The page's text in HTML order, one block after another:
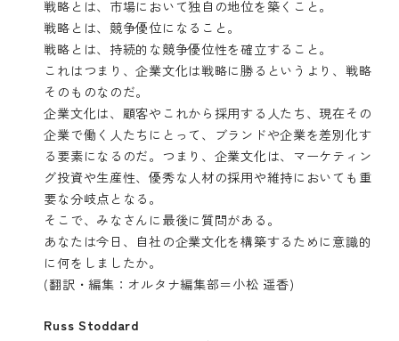
戦略とは、市場において独自の地位を築くこと。
戦略とは、競争優位になること。
戦略とは、持続的な競争優位性を確立すること。
これはつまり、企業文化は戦略に勝るというより、戦略
そのものなのだ。
企業文化は、顧客やこれから採用する人たち、現在その
企業で働く人たちにとって、ブランドや企業を差別化す
る要素になるのだ。つまり、企業文化は、マーケティン
グ投資や生産性、優秀な人材の採用や維持においても重
要な分岐点となる。
そこで、みなさんに最後に質問がある。
あなたは今日、自社の企業文化を構築するために意識的
に何をしましたか。
(翻訳・編集：オルタナ編集部＝小松 遥香)
Russ Stoddard